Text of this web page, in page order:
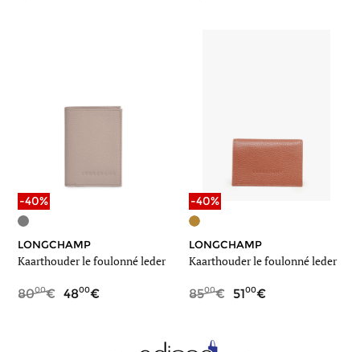
-40%
LONGCHAMP
Kaarthouder le foulonné leder
8000 4800
-40%
LONGCHAMP
Kaarthouder le foulonné leder
8500 5100